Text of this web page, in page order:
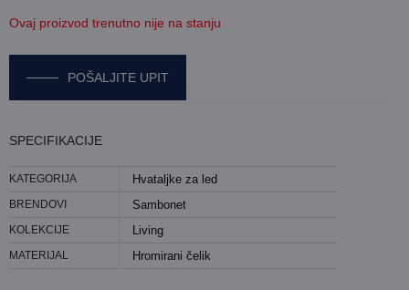
Ovaj proizvod trenutno nije na stanju
POŠALJITE UPIT
POŠALJITE UPIT ZA HVATALJKE
IME I PREZIME
KONTAKT E-POŠTA
SPECIFIKACIJE
KATEGORIJA Hvataljke za led
BRENDOVI Sambonet
KOLEKCIJE Living
MATERIJAL Hromirani čelik